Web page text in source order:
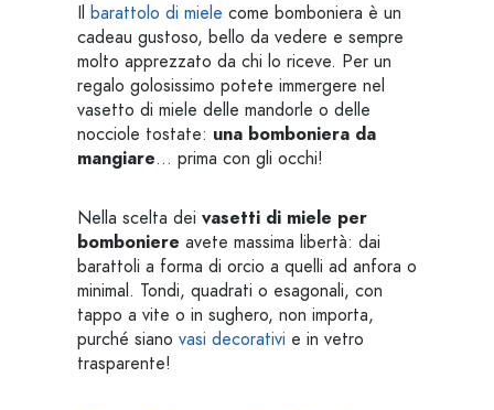
Il barattolo di miele come bomboniera è un
cadeau gustoso, bello da vedere e sempre
molto apprezzato da chi lo riceve. Per un
regalo golosissimo potete immergere nel
vasetto di miele delle mandorle o delle
nocciole tostate: una bomboniera da
mangiare... prima con gli occhi!
Nella scelta dei vasetti di miele per
bomboniere avete massima libertà: dai
barattoli a forma di orcio a quelli ad anfora o
minimal. Tondi, quadrati o esagonali, con
tappo a vite o in sughero, non importa,
purché siano vasi decorativi e in vetro
trasparente!